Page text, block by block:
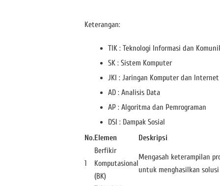
Keterangan:
TIK : Teknologi Informasi dan
SK : Sistem Komputer
JKI : Jaringan Komputer dan Internet
AD : Analisis Data
AP : Algoritma dan Pemrograman
DSI : Dampak Sosial
No.Elemen Deskripsi
1
Berfikir
Komputasional
(BK)
Mengasah keterampilan
untuk menghasilkan